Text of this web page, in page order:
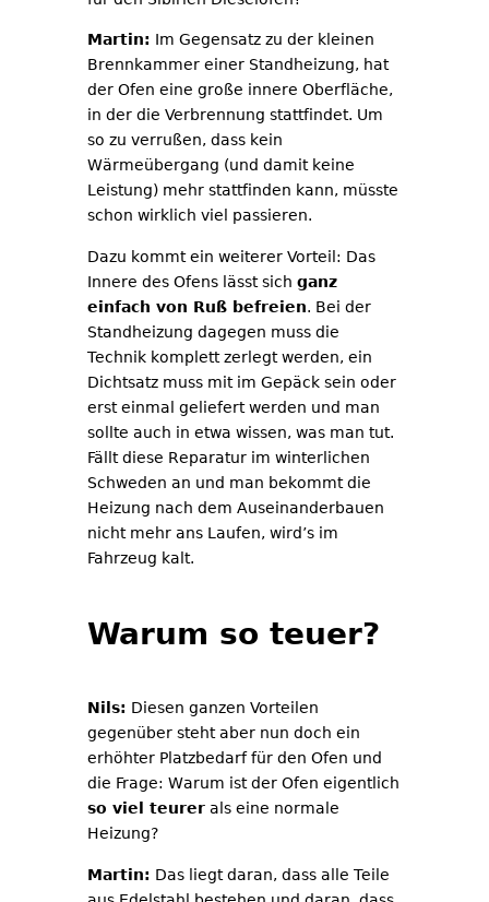
Martin: Im Gegensatz zu der kleinen
Brennkammer einer Standheizung, hat
der Ofen eine große innere Oberfläche,
in der die Verbrennung stattfindet. Um
so zu verrußen, dass kein
Wärmeübergang (und damit keine
Leistung) mehr stattfinden kann, müsste
schon wirklich viel passieren.
Dazu kommt ein weiterer Vorteil: Das
Innere des Ofens lässt sich ganz
einfach von Ruß befreien. Bei der
Standheizung dagegen muss die
Technik komplett zerlegt werden, ein
Dichtsatz muss mit im Gepäck sein oder
erst einmal geliefert werden und man
sollte auch in etwa wissen, was man tut.
Fällt diese Reparatur im winterlichen
Schweden an und man bekommt die
Heizung nach dem Auseinanderbauen
nicht mehr ans Laufen, wird’s im
Fahrzeug kalt.
Warum so teuer?
Nils: Diesen ganzen Vorteilen
gegenüber steht aber nun doch ein
erhöhter Platzbedarf für den Ofen und
die Frage: Warum ist der Ofen eigentlich
so viel teurer als eine normale
Heizung?
Martin: Das liegt daran, dass alle Teile